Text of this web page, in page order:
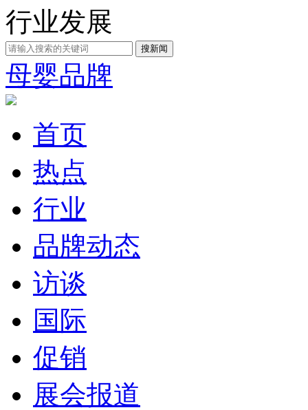
行业发展
母婴品牌
首页
热点
行业
品牌动态
访谈
国际
促销
展会报道